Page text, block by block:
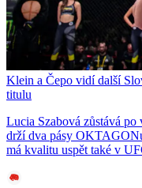
Klein a Čepo vidí další
titulu
Lucia Szabová zůstává
drží dva pásy
má kvalitu uspět také v